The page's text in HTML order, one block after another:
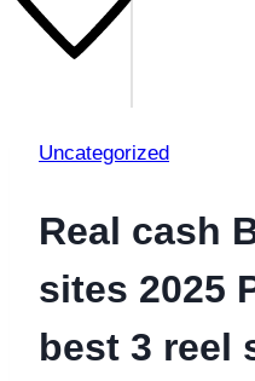
Uncategorized
Real cash
sites 2025
best 3 reel